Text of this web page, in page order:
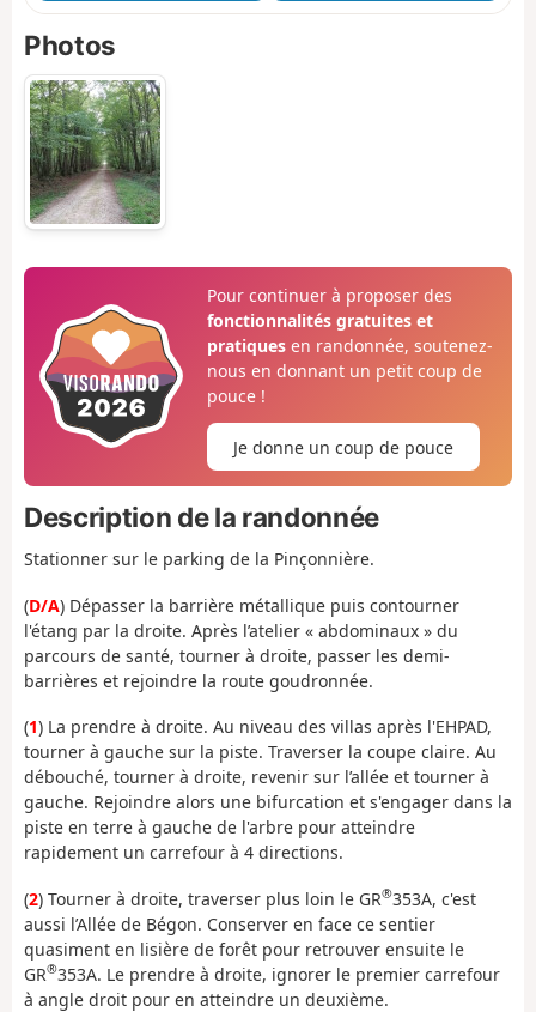
Photos
Pour continuer à proposer des
fonctionnalités gratuites et
pratiquesen randonnée, soutenez-
nous en donnant un petit coup de
pouce !
Je donne un coup de pouce
Description de la randonnée
Stationner sur le parking de la Pinçonnière.
(D/A) Dépasser la barrière métallique puis contourner
l'étang par la droite. Après l’atelier « abdominaux » du
parcours de santé, tourner à droite, passer les demi-
barrières et rejoindre la route goudronnée.
(1) La prendre à droite. Au niveau des villas après l'EHPAD,
tourner à gauche sur la piste. Traverser la coupe claire. Au
débouché, tourner à droite, revenir sur l’allée et tourner à
gauche. Rejoindre alors une bifurcation et s'engager dans la
piste en terre à gauche de l'arbre pour atteindre
rapidement un carrefour à 4 directions.
(2) Tourner à droite, traverser plus loin le GR®353A, c'est
aussi l’Allée de Bégon. Conserver en face ce sentier
quasiment en lisière de forêt pour retrouver ensuite le
GR®353A. Le prendre à droite, ignorer le premier carrefour
à angle droit pour en atteindre un deuxième.